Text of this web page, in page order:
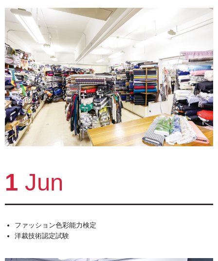
1 Jun
ファッション色彩能力検定
洋裁技術認定試験